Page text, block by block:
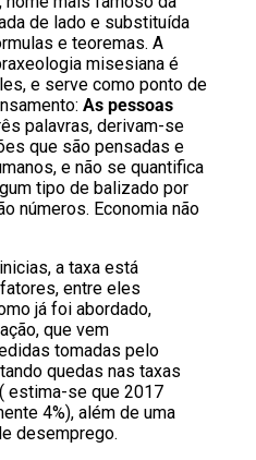
de lado e substituída
e teoremas. A
misesiana é
e serve como ponto de
As pessoas
palavras, derivam-se
que são pensadas e
e não se quantifica
tipo de balizado por
números. Economia não
a taxa está
entre eles
já foi abordado,
que vem
tomadas pelo
quedas nas taxas
estima-se que 2017
4%), além de uma
desemprego.